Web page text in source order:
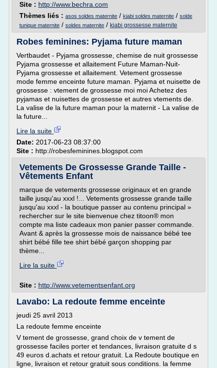
Site : http://www.bechra.com
Thèmes liés : asos soldes maternite / kiabi soldes maternite / solde
tunique maternite / soldes maternite / kiabi grossesse maternite
Robes feminines: Pyjama future maman
Vertbaudet - Pyjama grossesse, chemise de nuit grossesse
Pyjama grossesse et allaitement Future Maman-Nuit-
Pyjama grossesse et allaitement. Vetement grossesse
mode femme enceinte future maman. Pyjama et nuisette de
grossesse : vtement de grossesse moi moi Achetez des
pyjamas et nuisettes de grossesse et autres vtements de.
La valise de la future maman pour la maternit - La valise de
la future...
Lire la suite
Date: 2017-06-23 08:37:00
Site : http://robesfeminines.blogspot.com
Vetements De Grossesse Grande Taille -
Vêtements Enfant
marque de vetements grossesse originaux et en grande
taille jusqu'au xxxl !... Vetements grossesse grande taille
jusqu'au xxxl - la boutique passer au contenu principal »
rechercher sur le site bienvenue chez titoon® mon
compte ma liste cadeaux mon panier passer commande.
Avant & après la grossesse mois de naissance bébé tee
shirt bébé fille tee shirt bébé garçon shopping par
thème...
Lire la suite
Site : http://www.vetementsenfant.org
Lavabo: La redoute femme enceinte
jeudi 25 avril 2013
La redoute femme enceinte
V tement de grossesse, grand choix de v tement de
grossesse faciles porter et tendances, livraison gratuite d s
49 euros d.achats et retour gratuit. La Redoute boutique en
ligne, livraison et retour gratuit sous conditions. la femme